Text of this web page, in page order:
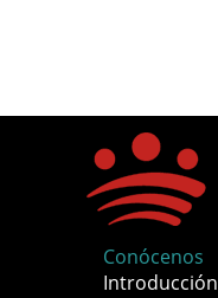
Conócenos
Introducción